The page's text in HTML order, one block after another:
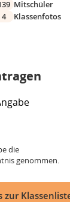
Mitschüler
4
Klassenfotos
die
genommen.
zur